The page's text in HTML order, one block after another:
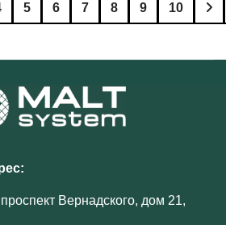
5 6 7 8 9 10
Вернадского, дом 21,